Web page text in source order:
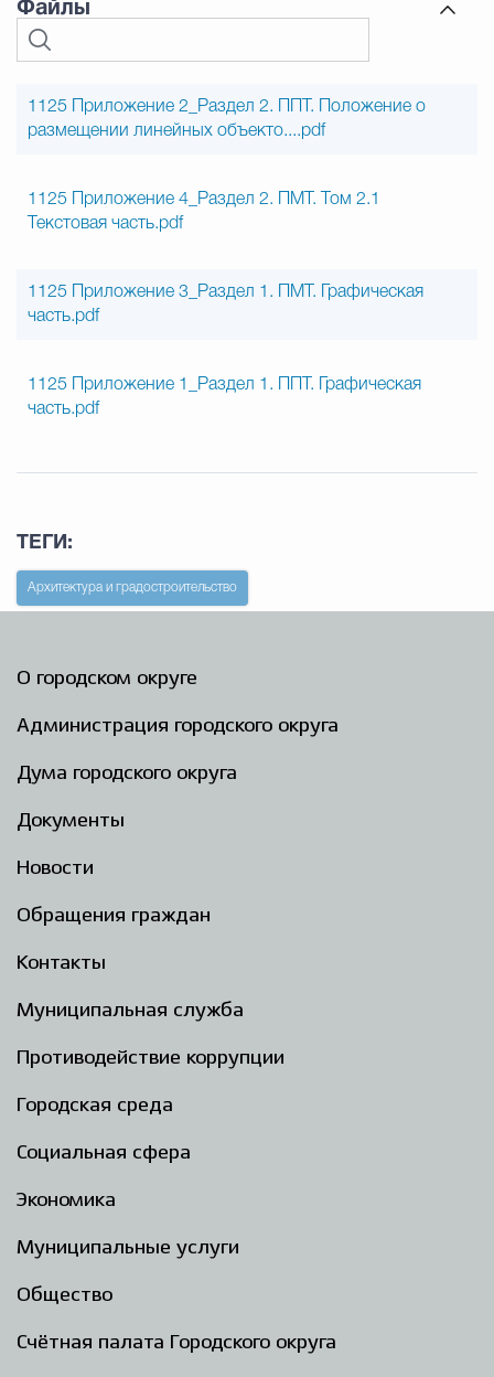
Файлы
1125 Приложение 2_Раздел 2. ППТ. Положение о
размещении линейных объекто....pdf
1125 Приложение 4_Раздел 2. ПМТ. Том 2.1
Текстовая часть.pdf
1125 Приложение 3_Раздел 1. ПМТ. Графическая
часть.pdf
1125 Приложение 1_Раздел 1. ППТ. Графическая
часть.pdf
ТЕГИ:
Архитектура и градостроительство
О городском округе
Администрация городского округа
Дума городского округа
Документы
Новости
Обращения граждан
Контакты
Муниципальная служба
Противодействие коррупции
Городская среда
Социальная сфера
Экономика
Муниципальные услуги
Общество
Счётная палата Городского округа